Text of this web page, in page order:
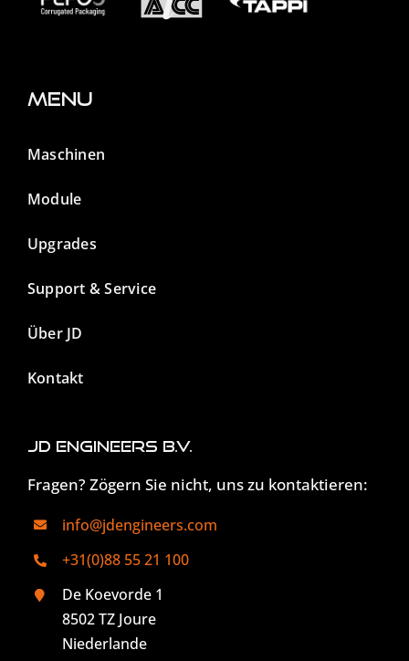
Menu
Maschinen
Module
Upgrades
Support & Service
Über JD
Kontakt
JD Engineers B.V.
Fragen? Zögern Sie nicht, uns zu kontaktieren:
info@jdengineers.com
+31(0)88 55 21 100
De Koevorde 1
8502 TZ Joure
Niederlande